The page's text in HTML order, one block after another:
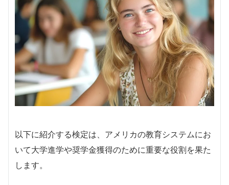
以下に紹介する検定は、アメリカの教育システムにお
いて大学進学や奨学金獲得のために重要な役割を果た
します。